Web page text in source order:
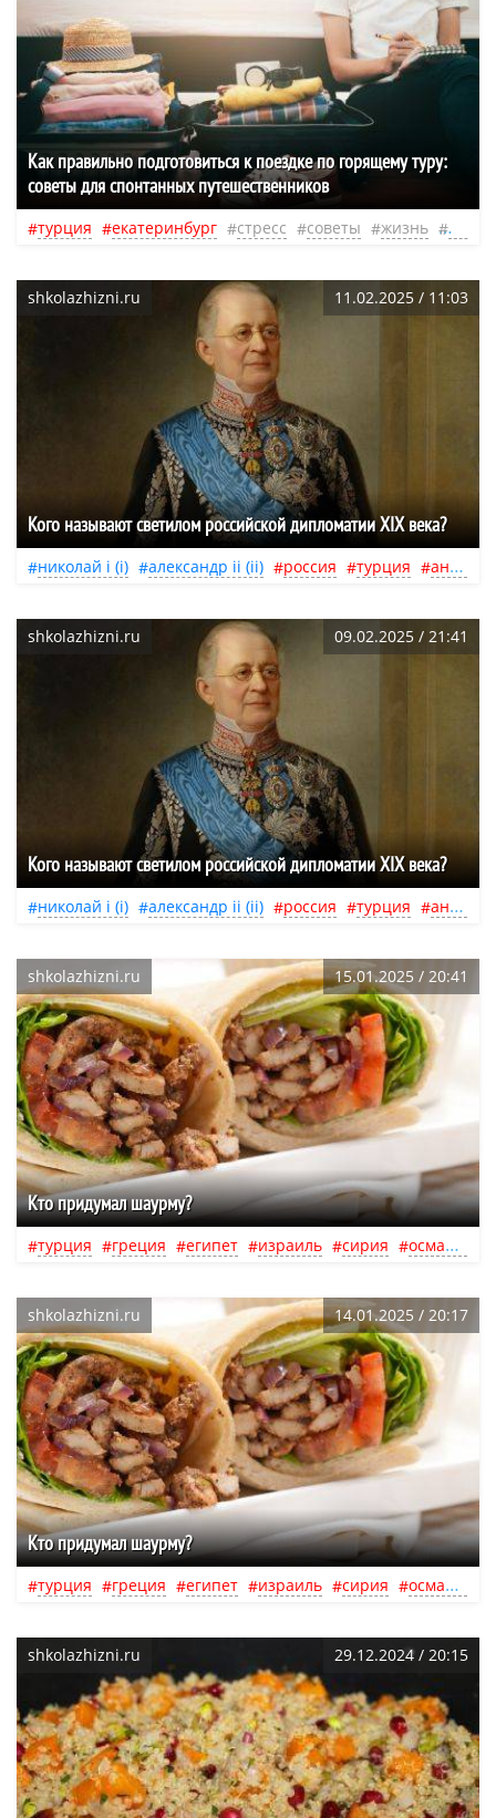
Как правильно подготовиться к поездке по горящему туру:
советы для спонтанных путешественников
турция екатеринбург стресс советы жизнь
shkolazhizni.ru 11.02.2025 / 11:03
Кого называют светилом российской дипломатии ХIХ века?
николай i (i) александр ii (ii) россия турция англия
shkolazhizni.ru 09.02.2025 / 21:41
Кого называют светилом российской дипломатии ХIХ века?
николай i (i) александр ii (ii) россия турция англия
shkolazhizni.ru 15.01.2025 / 20:41
Кто придумал шаурму?
турция греция египет израиль сирия османская империя
shkolazhizni.ru 14.01.2025 / 20:17
Кто придумал шаурму?
турция греция египет израиль сирия османская империя
shkolazhizni.ru 29.12.2024 / 20:15